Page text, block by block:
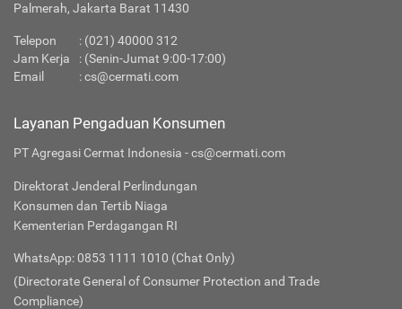
Palmerah, Jakarta Barat 11430
Telepon : (021) 40000 312
Jam Kerja
: (Senin-Jumat 9:00-17:00)
Email
:cs@cermati.com
Layanan Pengaduan Konsumen
PT Agregasi Cermat Indonesia - cs@cermati.com
Direktorat Jenderal Perlindungan
Konsumen dan Tertib Niaga
Kementerian Perdagangan RI
WhatsApp: 0853 1111 1010 (Chat Only)
(Directorate General of Consumer Protection and Trade
Compliance)